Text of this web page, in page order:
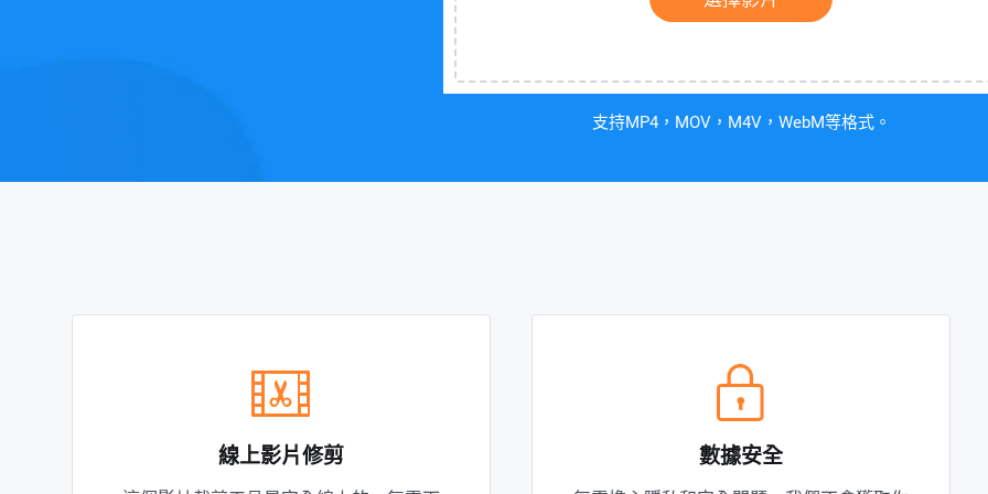
支持MP4，MOV，M4V，WebM等格式。
線上影片修剪 數據安全